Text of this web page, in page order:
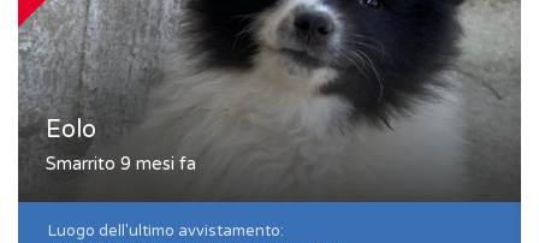
Eolo
Smarrito 9 mesi fa
Luogo dell'ultimo avvistamento: